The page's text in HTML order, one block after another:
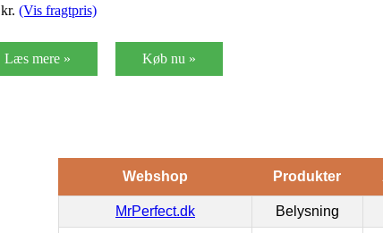
kr. (Vis fragtpris)
Læs mere » Køb nu »
Webshop Produkter
MrPerfect.dk Belysning